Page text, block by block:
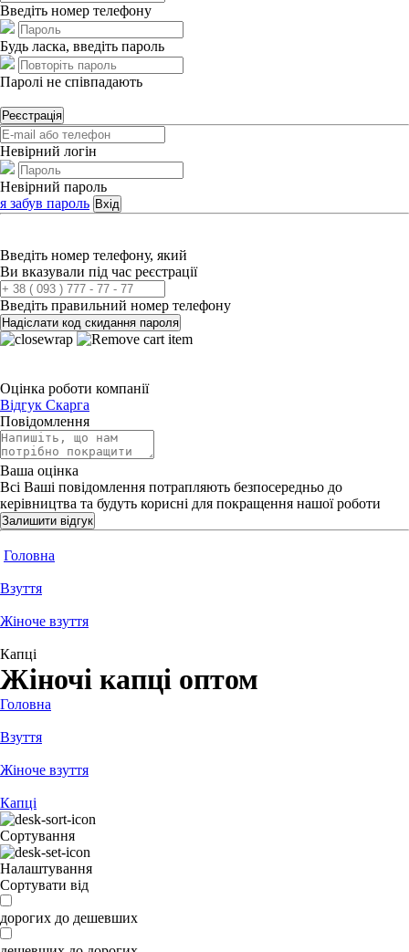
Введіть номер телефону
Будь ласка, введіть пароль
Паролі не співпадають
Реєстрація
Невірний логін
Невірний пароль
я забув пароль Вхід
Введіть номер телефону, який
Ви вказували під час реєстрації
Введіть правильний номер телефону
Надіслати код скидання пароля
Оцінка роботи компанії
Відгук Скарга
Повідомлення
Ваша оцінка
Всі Ваші повідомлення потрапляють безпосередньо до
керівництва та будуть корисні для покращення нашої роботи
Залишити відгук
Головна
Взуття
Жіноче взуття
Капці
Жіночі капці оптом
Головна
Взуття
Жіноче взуття
Капці
Сортування
Налаштування
Сортувати від
дорогих до дешевших